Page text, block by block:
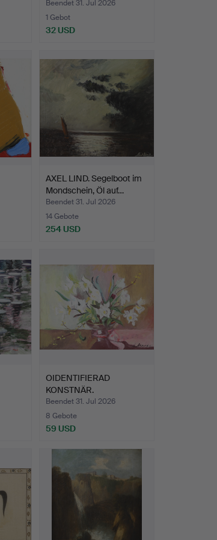
Beendet 31. Jul 2026
1 Gebot
32 USD
AXEL LIND. Segelboot im
Mondschein, Öl auf…
Beendet 31. Jul 2026
14 Gebote
254 USD
OIDENTIFIERAD
KONSTNÄR.
Blumenstillleben, …
Beendet 31. Jul 2026
8 Gebote
59 USD